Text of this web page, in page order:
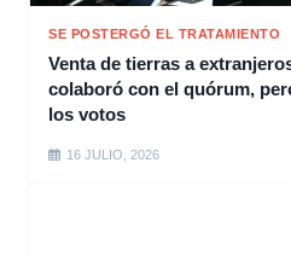
SE POSTERGÓ EL TRATAMIENTO
Venta de tierras a
colaboró con el quórum,
los votos
16 JULIO, 2026